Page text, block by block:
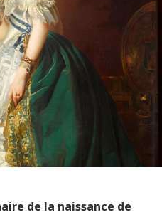
de la naissance de